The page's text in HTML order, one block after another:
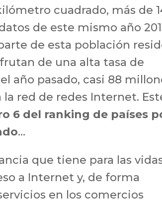
cuadrado, más de
de este mismo año
de esta población
de una alta tasa de
año pasado, casi 88
red de redes Internet.
6 del ranking de países
…
que tiene para las
a Internet y, de forma
en los comercios